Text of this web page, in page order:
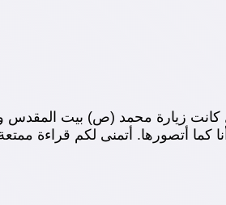
زيارة محمد (ص) بيت المقدس
كما أتصورها. أتمنى لكم قراءة